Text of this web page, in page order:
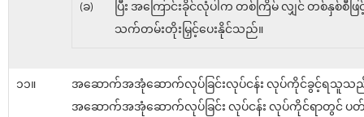
(ခ)
ပြီး အကြောင်းခိုင်လုံပါက တစ်ကြိမ် လျှင် တစ်နှစ်စီဖြ
သက်တမ်းတိုးမြှင့်ပေးနိုင်သည်။
၁၁။
အဆောက်အအုံဆောက်လုပ်ခြင်းလုပ်ငန်း လုပ်ကိုင်ခွင့်ရသူသ
အဆောက်အအုံဆောက်လုပ်ခြင်း လုပ်ငန်း လုပ်ကိုင်ရာတွင် ပတ်